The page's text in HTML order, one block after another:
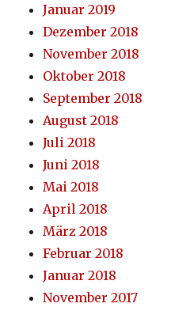
Januar 2019
Dezember 2018
November 2018
Oktober 2018
September 2018
August 2018
Juli 2018
Juni 2018
Mai 2018
April 2018
März 2018
Februar 2018
Januar 2018
November 2017